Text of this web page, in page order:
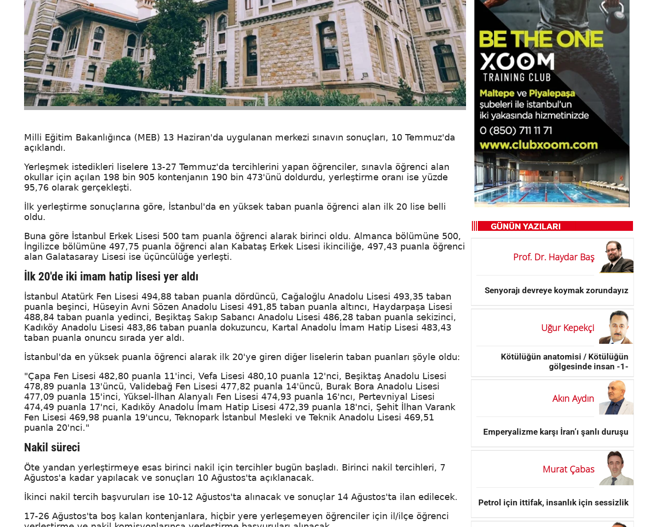
Milli Eğitim Bakanlığınca (MEB) 13 Haziran'da uygulanan merkezi sınavın sonuçları, 10 Temmuz'da
açıklandı.
Yerleşmek istedikleri liselere 13-27 Temmuz'da tercihlerini yapan öğrenciler, sınavla öğrenci alan
okullar için açılan 198 bin 905 kontenjanın 190 bin 473'ünü doldurdu, yerleştirme oranı ise yüzde
95,76 olarak gerçekleşti.
İlk yerleştirme sonuçlarına göre, İstanbul'da en yüksek taban puanla öğrenci alan ilk 20 lise belli
oldu.
Buna göre İstanbul Erkek Lisesi 500 tam puanla öğrenci alarak birinci oldu. Almanca bölümüne 500,
İngilizce bölümüne 497,75 puanla öğrenci alan Kabataş Erkek Lisesi ikinciliğe, 497,43 puanla öğrenci
alan Galatasaray Lisesi ise üçüncülüğe yerleşti.
İlk 20'de iki imam hatip lisesi yer aldı
İstanbul Atatürk Fen Lisesi 494,88 taban puanla dördüncü, Cağaloğlu Anadolu Lisesi 493,35 taban
puanla beşinci, Hüseyin Avni Sözen Anadolu Lisesi 491,85 taban puanla altıncı, Haydarpaşa Lisesi
488,84 taban puanla yedinci, Beşiktaş Sakıp Sabancı Anadolu Lisesi 486,28 taban puanla sekizinci,
Kadıköy Anadolu Lisesi 483,86 taban puanla dokuzuncu, Kartal Anadolu İmam Hatip Lisesi 483,43
taban puanla onuncu sırada yer aldı.
İstanbul'da en yüksek puanla öğrenci alarak ilk 20'ye giren diğer liselerin taban puanları şöyle oldu:
"Çapa Fen Lisesi 482,80 puanla 11'inci, Vefa Lisesi 480,10 puanla 12'nci, Beşiktaş Anadolu Lisesi
478,89 puanla 13'üncü, Validebağ Fen Lisesi 477,82 puanla 14'üncü, Burak Bora Anadolu Lisesi
477,09 puanla 15'inci, Yüksel-İlhan Alanyalı Fen Lisesi 474,93 puanla 16'ncı, Pertevniyal Lisesi
474,49 puanla 17'nci, Kadıköy Anadolu İmam Hatip Lisesi 472,39 puanla 18'nci, Şehit İlhan Varank
Fen Lisesi 469,98 puanla 19'uncu, Teknopark İstanbul Mesleki ve Teknik Anadolu Lisesi 469,51
puanla 20'nci."
Nakil süreci
Öte yandan yerleştirmeye esas birinci nakil için tercihler bugün başladı. Birinci nakil tercihleri, 7
Ağustos'a kadar yapılacak ve sonuçları 10 Ağustos'ta açıklanacak.
İkinci nakil tercih başvuruları ise 10-12 Ağustos'ta alınacak ve sonuçlar 14 Ağustos'ta ilan edilecek.
17-26 Ağustos'ta boş kalan kontenjanlara, hiçbir yere yerleşemeyen öğrenciler için il/ilçe öğrenci
Prof. Dr. Haydar Baş
Senyorajı devreye koymak zorundayız
Uğur Kepekçi
Kötülüğün anatomisi / Kötülüğün
gölgesinde insan -1-
Akın Aydın
Emperyalizme karşı İran’ı şanlı duruşu
Murat Çabas
Petrol için ittifak, insanlık için sessizlik